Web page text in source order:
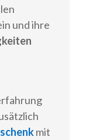
und ihre
mit